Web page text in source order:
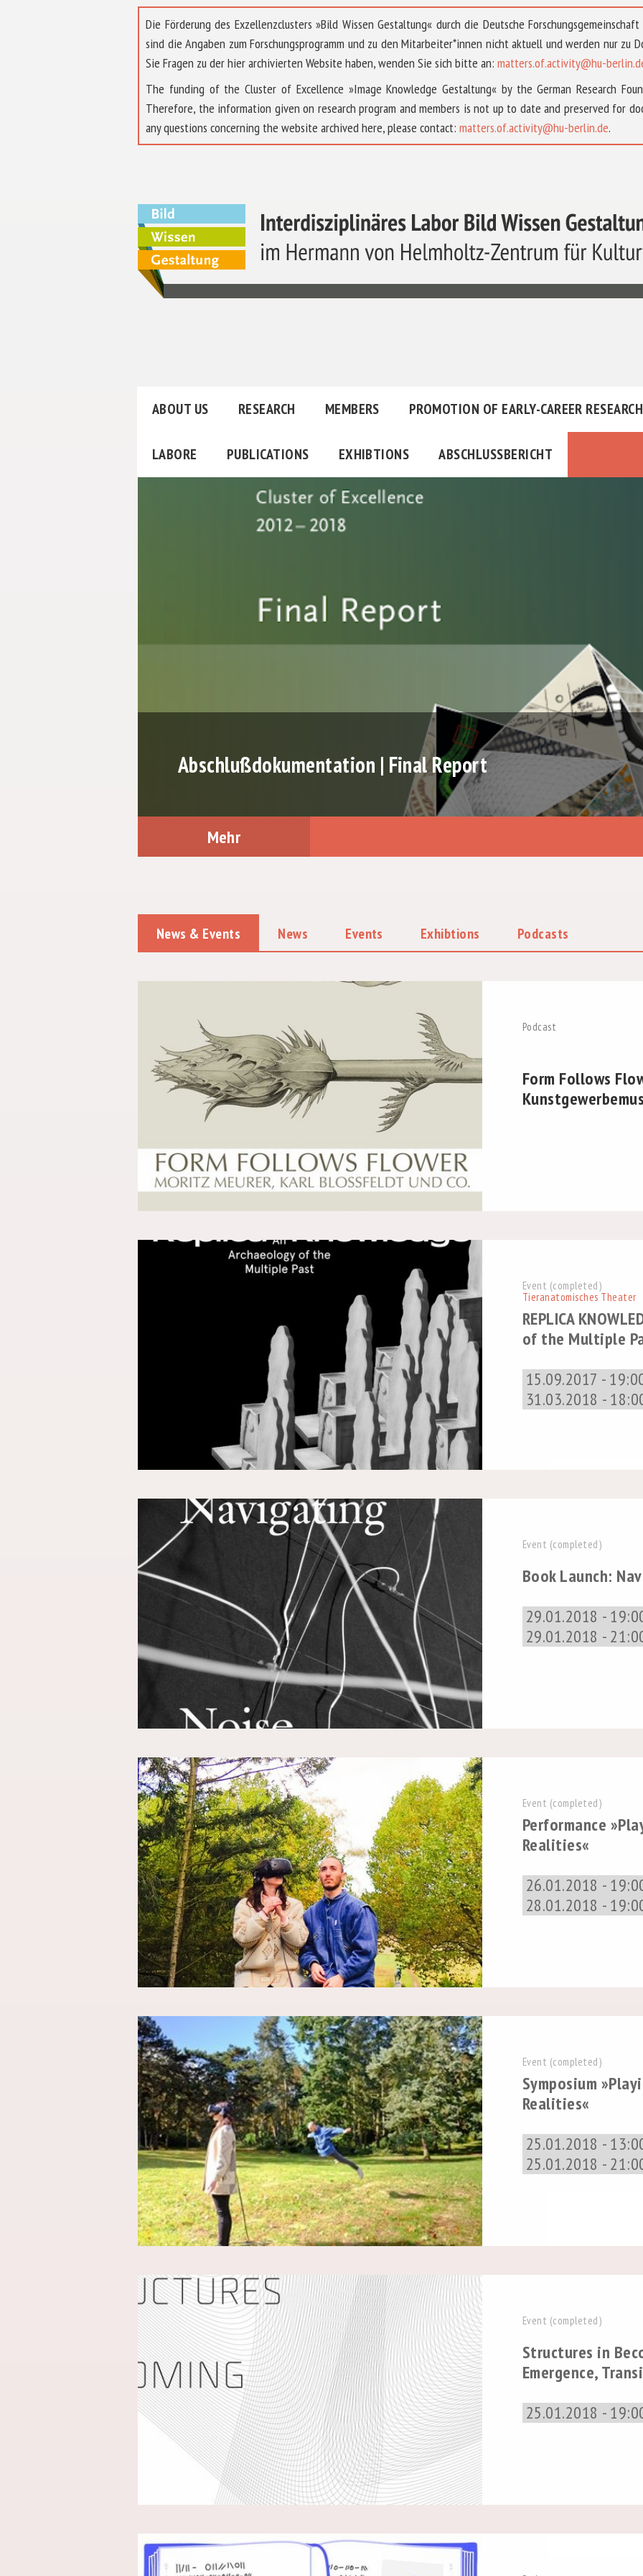
Die Förderung des Exzellenzclusters »Bild Wissen Gestaltung« durch die Deutsche
sind die Angaben zum Forschungsprogramm und zu den Mitarbeiter*innen nicht aktuell und werden nur zu
Sie Fragen zu der hier archivierten Website haben, wenden Sie sich bitte an: matters.of.activity@hu-
The funding of the Cluster of Excellence »Image Knowledge Gestaltung« by the German Research
Therefore, the information given on research program and members is not up to date and preserved for
any questions concerning the website archived here, please contact: matters.of.activity@hu-berlin.de.
ABOUT US RESEARCH MEMBERS PROMOTION OF EARLY-CAREER
LABORE PUBLICATIONS EXHIBTIONS ABSCHLUSSBERICHT
Abschlußdokumentation | Final Report
Mehr
News & Events News Events Exhibtions Podcasts
Podcast
Form Follows
Event (completed)
Tieranatomisches Theater
REPLICA
of the Multiple
15.09.2017 -
31.03.2018 -
Event (completed)
Book Launch:
29.01.2018 -
29.01.2018 -
Event (completed)
Performance
Realities«
26.01.2018 -
28.01.2018 -
Event (completed)
Symposium
Realities«
25.01.2018 -
25.01.2018 -
Event (completed)
Structures in
Emergence,
25.01.2018 -